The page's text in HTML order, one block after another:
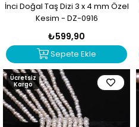
İnci Doğal Taş Dizi 3 x 4 mm Özel
Kesim - DZ-0916
₺599,90
Sepete Ekle
Ücretsiz
Kargo